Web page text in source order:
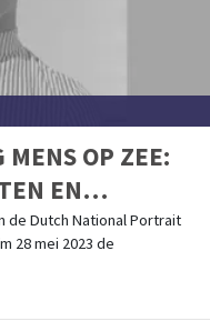
MENS OP ZEE:
EN
de Dutch National Portrait
28 mei 2023 de